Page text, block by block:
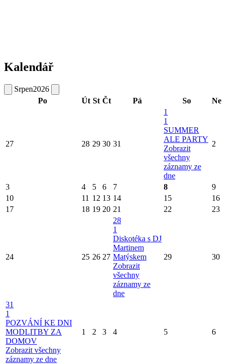
Kalendář
Srpen2026
Po
Út St Čt Pá So Ne
27 28 29 30 31
1
1
SUMMER
ALE PARTY
Zobrazit
všechny
záznamy ze
dne
2
3 4 5 6 7 8
9
10
11 12 13 14 15
16
17
18 19 20 21 22 23
24 25 26 27
28
1
Diskotéka s DJ
Martinem
Matýskem
Zobrazit
všechny
záznamy ze
dne
29 30
31
1
POZVÁNÍ KE DNI
MODLITBY ZA
DOMOV
Zobrazit všechny
záznamy ze dne
1 2 3 4 5 6